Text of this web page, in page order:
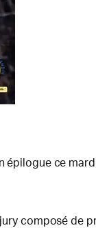
épilogue ce
composé de